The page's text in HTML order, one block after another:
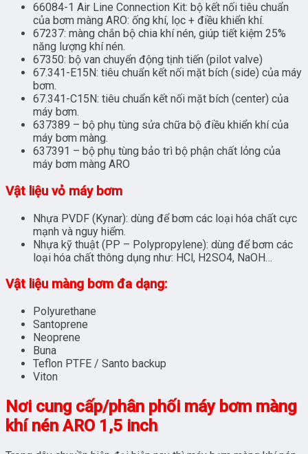
66084-1 Air Line Connection Kit: bộ kết nối tiêu chuẩn
của bơm màng ARO: ống khí, lọc + điều khiển khí.
67237: màng chắn bộ chia khí nén, giúp tiết kiệm 25%
năng lượng khí nén.
67350: bộ van chuyển động tịnh tiến (pilot valve)
67.341-E15N: tiêu chuẩn kết nối mặt bích (side) của máy
bơm.
67.341-C15N: tiêu chuẩn kết nối mặt bích (center) của
máy bơm.
637389 – bộ phụ tùng sửa chữa bộ điều khiển khí của
máy bơm màng.
637391 – bộ phụ tùng bảo trì bộ phận chất lỏng của
máy bơm màng ARO
Vật liệu vỏ máy bơm
Nhựa PVDF (Kynar): dùng để bơm các loại hóa chất cực
mạnh và nguy hiểm.
Nhựa kỹ thuật (PP – Polypropylene): dùng để bơm các
loại hóa chất thông dụng như: HCl, H2SO4, NaOH…
Vật liệu màng bơm đa dạng:
Polyurethane
Santoprene
Neoprene
Buna
Teflon PTFE / Santo backup
Viton
Nơi cung cấp/phân phối máy bơm màng
khí nén ARO 1,5 inch